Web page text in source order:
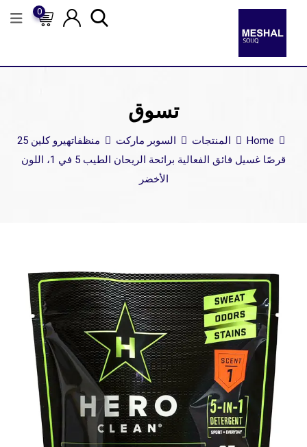
0
تسوق
Home المنتجات السوبر ماركت منظفات
هيرو كلين 25
قرصًا غسيل فائق الفعالية برائحة الريحان الطيب 5 في 1، اللون
الأخضر